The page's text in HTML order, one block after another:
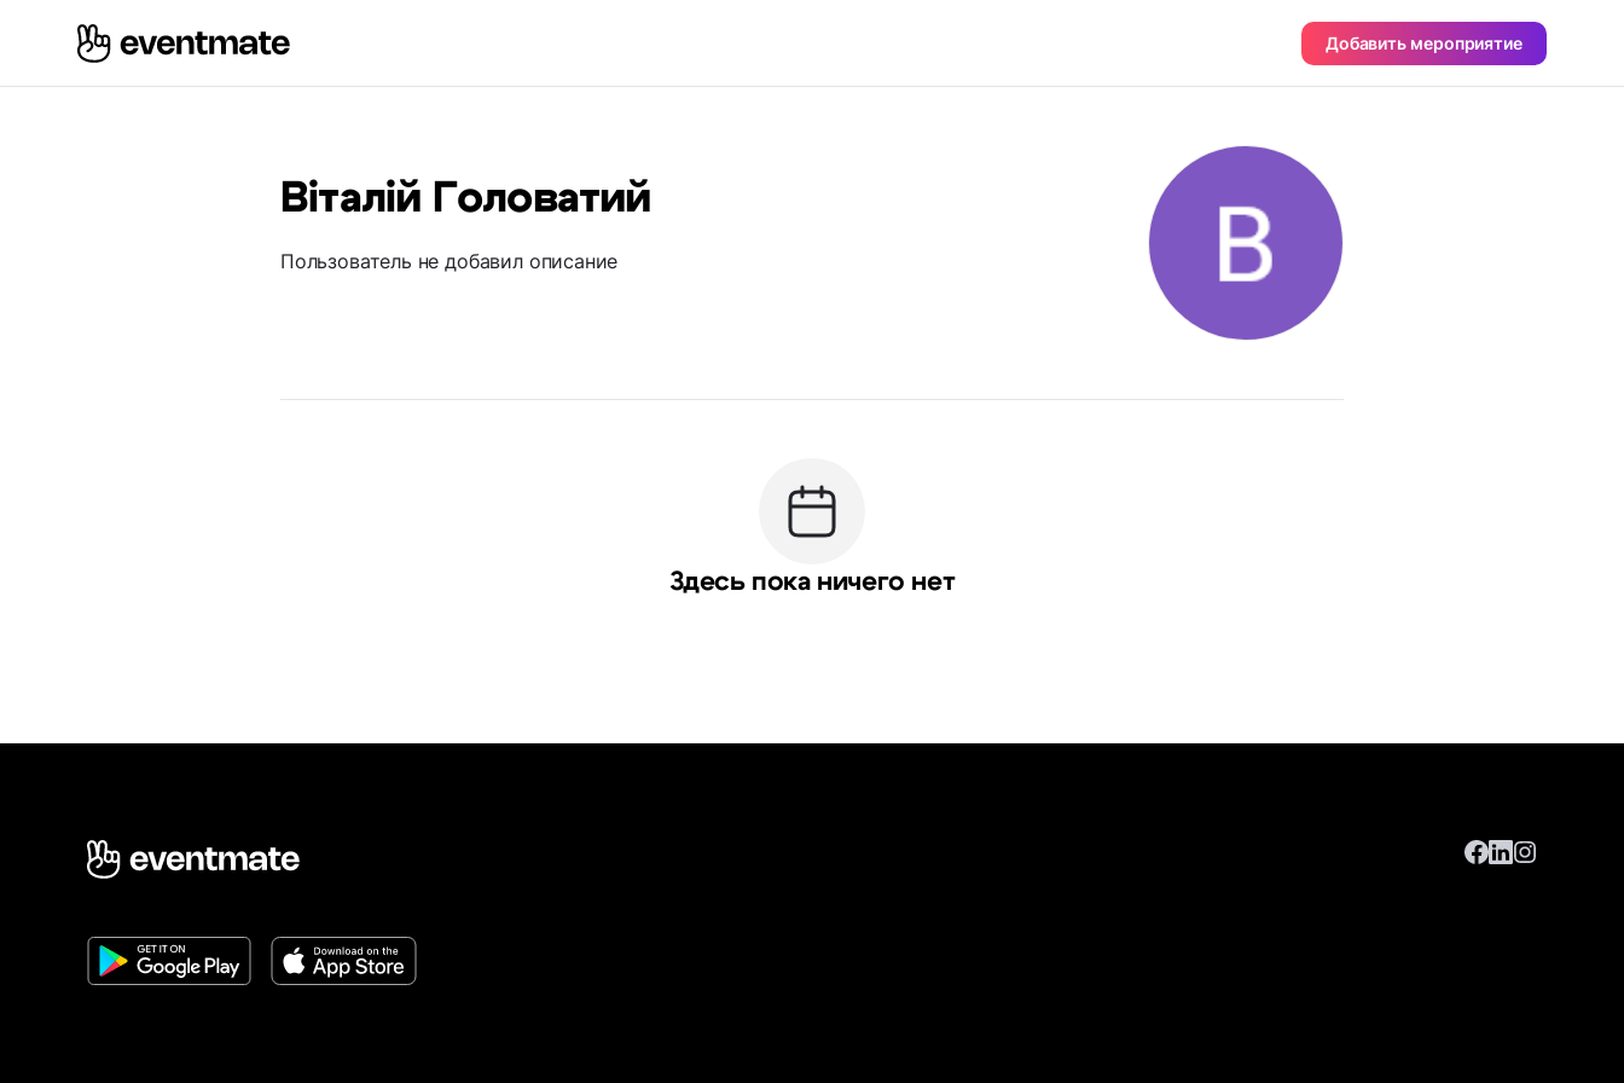
Добавить мероприятие
Віталій Головатий
Пользователь не добавил описание
Здесь пока ничего нет